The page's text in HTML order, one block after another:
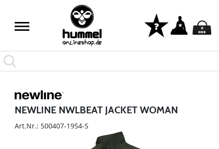
NEWLINE NWLBEAT JACKET WOMAN
Art.Nr.: 500407-1954-S